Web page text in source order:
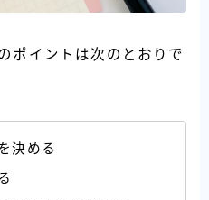
ポイントは次のとおりで
決める